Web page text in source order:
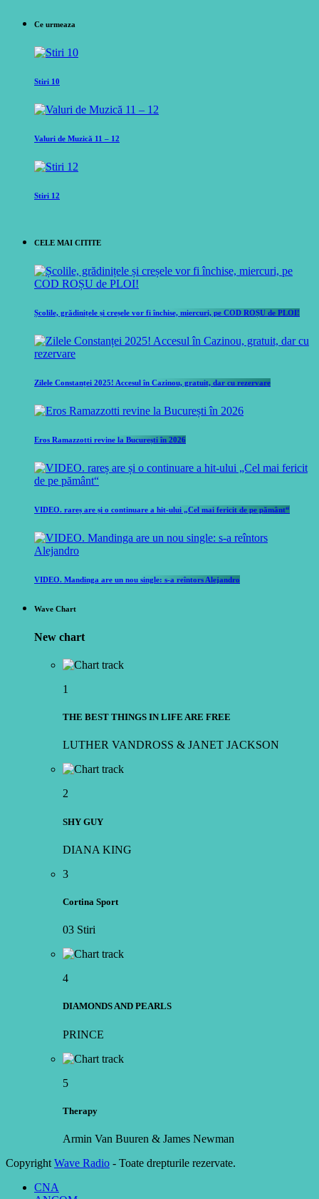
Ce urmeaza
Stiri 10
Valuri de Muzică 11 – 12
Stiri 12
CELE MAI CITITE
Școlile, grădinițele și creșele vor fi închise, miercuri, pe COD ROȘU de PLOI!
Zilele Constanței 2025! Accesul în Cazinou, gratuit, dar cu rezervare
Eros Ramazzotti revine la București în 2026
VIDEO. rareș are și o continuare a hit-ului „Cel mai fericit de pe pământ“
VIDEO. Mandinga are un nou single: s-a reîntors Alejandro
Wave Chart
New chart
1
THE BEST THINGS IN LIFE ARE FREE
LUTHER VANDROSS & JANET JACKSON
2
SHY GUY
DIANA KING
3
Cortina Sport
03 Stiri
4
DIAMONDS AND PEARLS
PRINCE
5
Therapy
Armin Van Buuren & James Newman
Copyright Wave Radio - Toate drepturile rezervate.
CNA